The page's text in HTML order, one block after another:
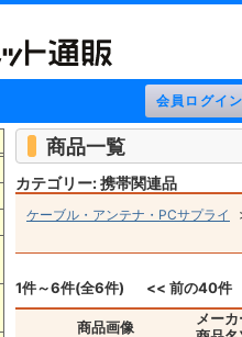
商品一覧
カテゴリー: 携帯関連品
ケーブル・アンテナ・PCサプライ
1件～6件(全6件) << 前の40件
商品画像 メー